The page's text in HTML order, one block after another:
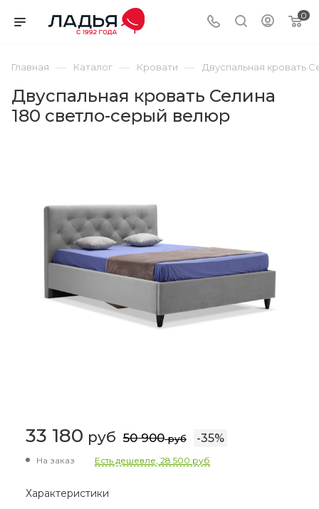
0
Главная — Каталог — Кровати — Двуспальная кровать
Двуспальная кровать Селина
180 светло-серый велюр
33 180 руб 50 900руб -35%
На заказ Есть дешевле, 28 500 руб
Характеристики